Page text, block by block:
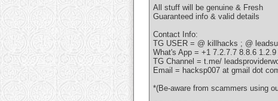
All stuff will be genuine & Fresh
Guaranteed info & valid details
Contact Info:
TG USER = @ killhacks ; @
What's App = +1 7.2.7.7 8.8.6 1.2.9
TG Channel = t.me/
Email = hacksp007 at gmail dot
*(Be-aware from scammers using